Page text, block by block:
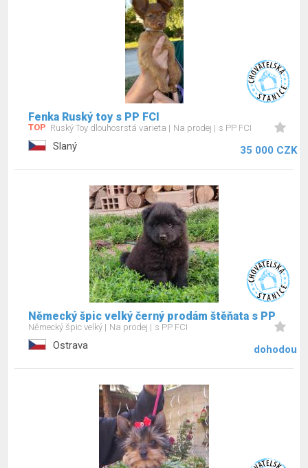
Fenka Ruský toy s PP FCI
TOP Ruský Toy dlouhosrstá varieta Na prodej s PP FCI
Slaný 35 000 CZK
Německý špic velký černý prodám štěňata s PP
Německý špic velký Na prodej s PP FCI
Ostrava dohodou